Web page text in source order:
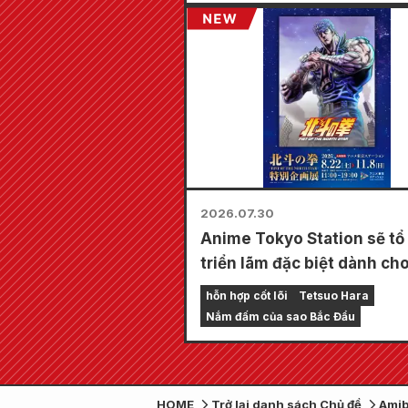
2026.07.30
Anime Tokyo Station sẽ
triển lãm đặc biệt dành
of the North Star"!!
hỗn hợp cốt lõi
Tetsuo Hara
Nắm đấm của sao Bắc Đẩu
HOME Trở lại danh sách Chủ đề